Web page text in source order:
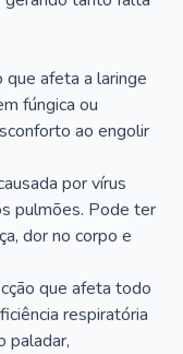
afeta a laringe
fúngica ou
ao engolir
por vírus
pulmões. Pode ter
dor no corpo e
que afeta todo
respiratória
paladar,